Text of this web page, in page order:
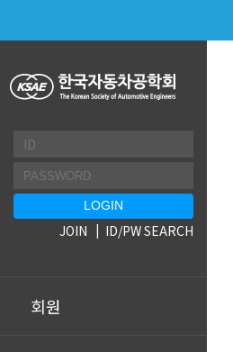
회원
JOIN ID/PW SEARCH